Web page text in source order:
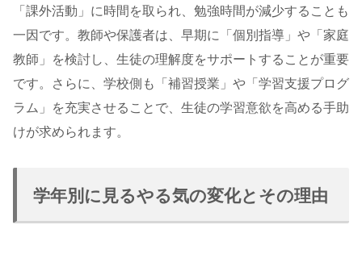
「課外活動」に時間を取られ、勉強時間が減少することも
一因です。教師や保護者は、早期に「個別指導」や「家庭
教師」を検討し、生徒の理解度をサポートすることが重要
です。さらに、学校側も「補習授業」や「学習支援プログ
ラム」を充実させることで、生徒の学習意欲を高める手助
けが求められます。
学年別に見るやる気の変化とその理由